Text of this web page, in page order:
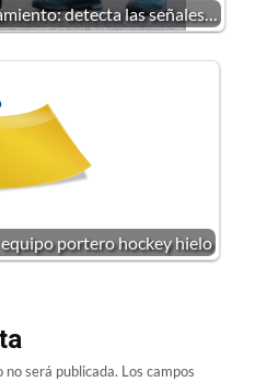
detecta las señales…
portero hockey hielo
será publicada. Los campos